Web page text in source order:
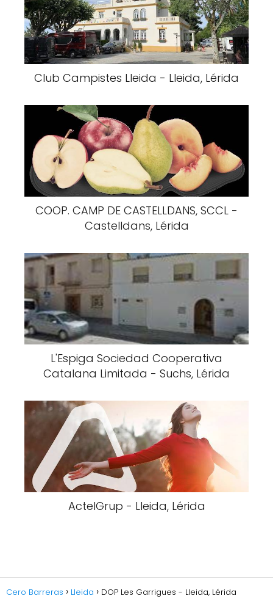
Club Campistes Lleida - Lleida, Lérida
COOP. CAMP DE CASTELLDANS, SCCL -
Castelldans, Lérida
L'Espiga Sociedad Cooperativa
Catalana Limitada - Suchs, Lérida
ActelGrup - Lleida, Lérida
Cero Barreras Lleida DOP Les Garrigues - Lleida, Lérida